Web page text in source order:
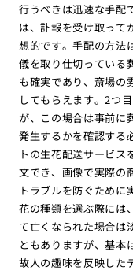
行うべきは迅速な手配
は、訃報を受け取って
想的です。手配の方法
儀を取り仕切っている
も確実であり、斎場の
してもらえます。2つ
が、この場合は事前に
発生するかを確認する
トの生花配送サービス
文でき、画像で実際の
トラブルを防ぐために
花の種類を選ぶ際には
て亡くなられた場合は
ともありますが、基本
故人の趣味を反映した